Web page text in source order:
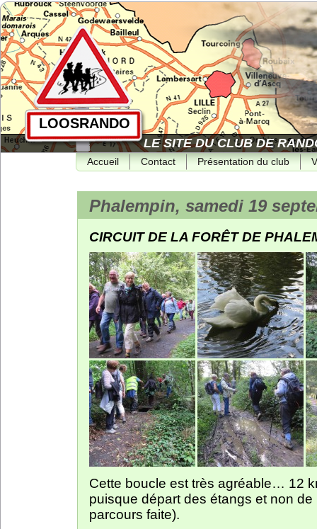
LOOSRANDO
LE SITE DU CLUB DE
Accueil Contact Présentation du club
Phalempin, samedi 19
CIRCUIT DE LA FORÊT DE
Cette boucle est très agréable… 12
puisque départ des étangs et non
parcours faite).